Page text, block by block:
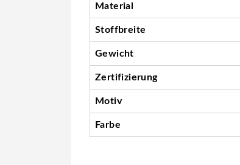
Material
Stoffbreite
Gewicht
Zertifizierung
Motiv
Farbe